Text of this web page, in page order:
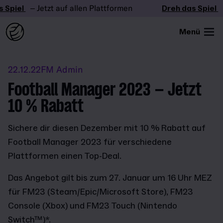
– Jetzt auf allen Plattformen Dreh das Spiel
Menü
22.12.22FM Admin
Football Manager 2023 – Jetzt
10 % Rabatt
Sichere dir diesen Dezember mit 10 % Rabatt auf
Football Manager 2023 für verschiedene
Plattformen einen Top-Deal.
Das Angebot gilt bis zum 27. Januar um 16 Uhr MEZ
für FM23 (Steam/Epic/Microsoft Store), FM23
Console (Xbox) und FM23 Touch (Nintendo
Switch™)*.